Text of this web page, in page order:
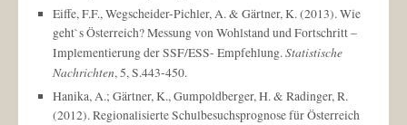
Eiffe, F.F., Wegscheider-Pichler, A. & Gärtner, K. (2013). Wie
geht`s Österreich? Messung von Wohlstand und Fortschritt –
Implementierung der SSF/ESS- Empfehlung.Statistische
Nachrichten, 5, S.443-450.
Hanika, A.; Gärtner, K., Gumpoldberger, H. & Radinger, R.
(2012). Regionalisierte Schulbesuchsprognose für Österreich